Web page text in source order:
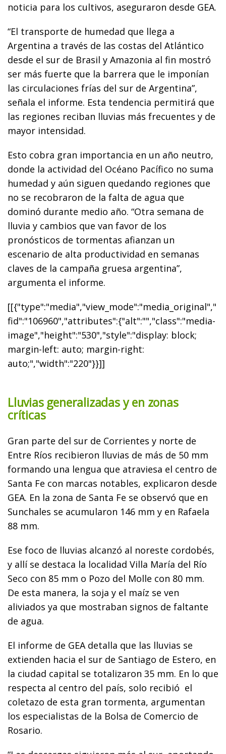
noticia para los cultivos, aseguraron desde GEA.
“El transporte de humedad que llega a
Argentina a través de las costas del Atlántico
desde el sur de Brasil y Amazonia al fin mostró
ser más fuerte que la barrera que le imponían
las circulaciones frías del sur de Argentina”,
señala el informe. Esta tendencia permitirá que
las regiones reciban lluvias más frecuentes y de
mayor intensidad.
Esto cobra gran importancia en un año neutro,
donde la actividad del Océano Pacífico no suma
humedad y aún siguen quedando regiones que
no se recobraron de la falta de agua que
dominó durante medio año. “Otra semana de
lluvia y cambios que van favor de los
pronósticos de tormentas afianzan un
escenario de alta productividad en semanas
claves de la campaña gruesa argentina”,
argumenta el informe.
[[{"type":"media","view_mode":"media_original","
fid":"106960","attributes":{"alt":"","class":"media-
image","height":"530","style":"display: block;
margin-left: auto; margin-right:
auto;","width":"220"}}]]
Lluvias generalizadas y en zonas
críticas
Gran parte del sur de Corrientes y norte de
Entre Ríos recibieron lluvias de más de 50 mm
formando una lengua que atraviesa el centro de
Santa Fe con marcas notables, explicaron desde
GEA. En la zona de Santa Fe se observó que en
Sunchales se acumularon 146 mm y en Rafaela
88 mm.
Ese foco de lluvias alcanzó al noreste cordobés,
y allí se destaca la localidad Villa María del Río
Seco con 85 mm o Pozo del Molle con 80 mm.
De esta manera, la soja y el maíz se ven
aliviados ya que mostraban signos de faltante
de agua.
El informe de GEA detalla que las lluvias se
extienden hacia el sur de Santiago de Estero, en
la ciudad capital se totalizaron 35 mm. En lo que
respecta al centro del país, solo recibió el
coletazo de esta gran tormenta, argumentan
los especialistas de la Bolsa de Comercio de
Rosario.